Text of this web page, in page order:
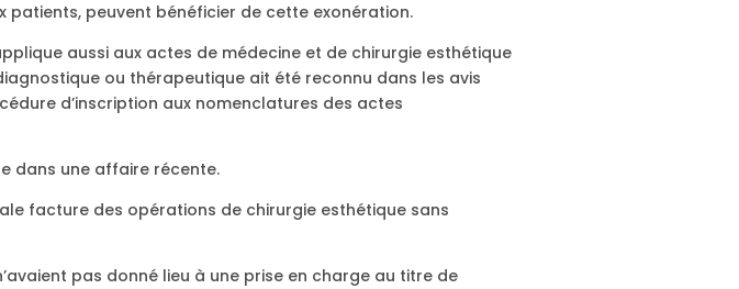
patients, peuvent bénéficier de cette exonération.
aussi aux actes de médecine et de chirurgie esthétique
ou thérapeutique ait été reconnu dans les avis
d’inscription aux nomenclatures des actes
dans une affaire récente.
facture des opérations de chirurgie esthétique sans
pas donné lieu à une prise en charge au titre de